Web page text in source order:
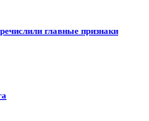
главные признаки